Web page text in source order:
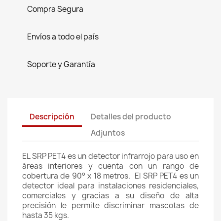
Compra Segura
Envíos a todo el país
Soporte y Garantía
Descripción
Detalles del producto
Adjuntos
EL SRP PET4 es un detector infrarrojo para uso en
áreas interiores y cuenta con un rango de
cobertura de 90° x 18 metros. El SRP PET4 es un
detector ideal para instalaciones residenciales,
comerciales y gracias a su diseño de alta
precisión le permite discriminar mascotas de
hasta 35 kgs.